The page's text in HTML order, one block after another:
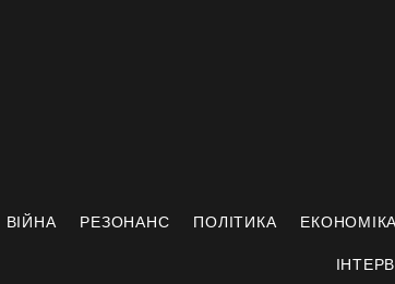
ВІЙНА РЕЗОНАНС ПОЛІТИКА ЕКОНОМІКА